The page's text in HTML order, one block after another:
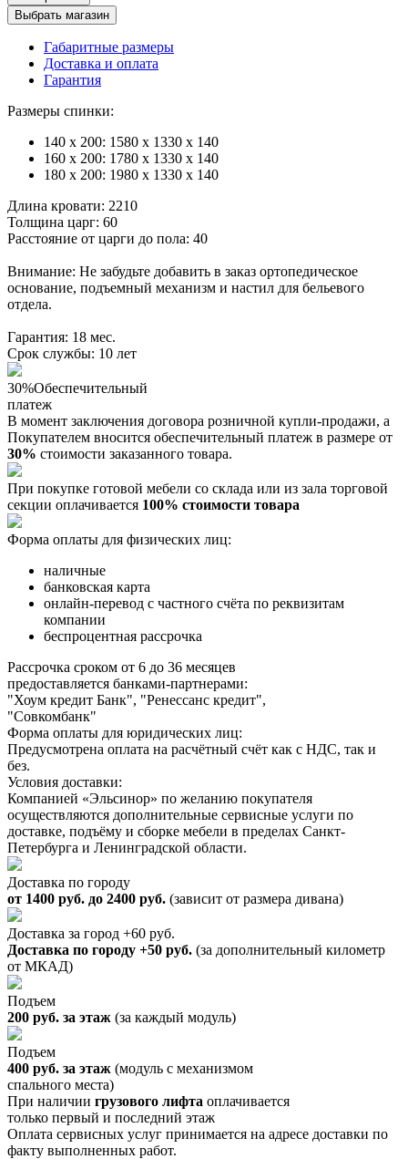
Выбрать магазин
Габаритные размеры
Доставка и оплата
Гарантия
Размеры спинки:
140 х 200: 1580 х 1330 х 140
160 x 200: 1780 х 1330 х 140
180 x 200: 1980 х 1330 х 140
Длина кровати: 2210
Толщина царг: 60
Расстояние от царги до пола: 40
Внимание: Не забудьте добавить в заказ ортопедическое
основание, подъемный механизм и настил для бельевого
отдела.
Гарантия: 18 мес.
Срок службы: 10 лет
30%Обеспечительный
платеж
В момент заключения договора розничной купли-продажи, a
Покупателем вносится обеспечительный платеж в размере от
30% стоимости заказанного товара.
При покупке готовой мебели со склада или из зала торговой
секции оплачивается 100% стоимости товара
Форма оплаты для физических лиц:
наличные
банковская карта
онлайн-перевод с частного счёта по реквизитам
компании
беспроцентная рассрочка
Рассрочка сроком от 6 до 36 месяцев
предоставляется банками-партнерами:
"Хоум кредит Банк", "Ренессанс кредит",
"Совкомбанк"
Форма оплаты для юридических лиц:
Предусмотрена оплата на расчётный счёт как с НДС, так и
без.
Условия доставки:
Компанией «Эльсинор» по желанию покупателя
осуществляются дополнительные сервисные услуги по
доставке, подъёму и сборке мебели в пределах Санкт-
Петербурга и Ленинградской области.
Доставка по городу
от 1400 руб. до 2400 руб. (зависит от размера дивана)
Доставка за город +60 руб.
Доставка по городу +50 руб. (за дополнительный километр
от МКАД)
Подъем
200 руб. за этаж (за каждый модуль)
Подъем
400 руб. за этаж (модуль с механизмом
спального места)
При наличии грузового лифта оплачивается
только первый и последний этаж
Оплата сервисных услуг принимается на адресе доставки по
факту выполненных работ.